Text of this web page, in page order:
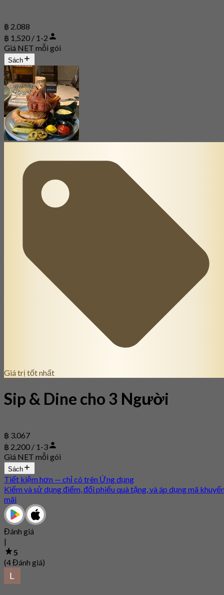
฿ 2.088
฿ 1,520 / 1-2
Giá NET mỗi gói
Sách
Giá trị tốt nhất
Sip & Dine cho 3 Người
฿ 3.067
฿ 2,200 / 1-3
Giá NET mỗi gói
Sách
Tiết kiệm hơn — chỉ có trên Ứng dụng
Kiếm và sử dụng điểm, đổi phiếu quà tặng, và áp dụng mã
mãi
Đánh giá
|
5
(4 Đánh giá)